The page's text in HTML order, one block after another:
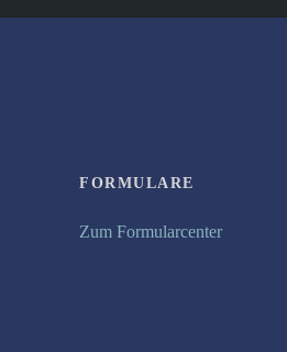
FORMULARE
Zum Formularcenter